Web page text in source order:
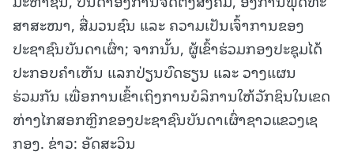
ສາສະໜາ, ສື່ມວນຊົນ ແລະ ຄວາມເປັນເຈົ້າການຂອງ
ປະຊາຊົນບັນດາເຜົ່າ; ຈາກນັ້ນ, ຜູ້ເຂົ້າຮ່ວມກອງປະຊຸມໄດ້
ປະກອບຄຳເຫັນ ແລກປ່ຽນບົດຮຽນ ແລະ ວາງແຜນ
ຮ່ວມກັນ ເພື່ອການເຂົ້າເຖິງການບໍລິການໃຫ້ວັກຊິນໃນເຂດ
ຫ່າງໄກສອກຫຼີກຂອງປະຊາຊົນບັນດາເຜົ່າຊາວແຂວງເຊ
ກອງ. ຂ່າວ: ອັດສະວິນ